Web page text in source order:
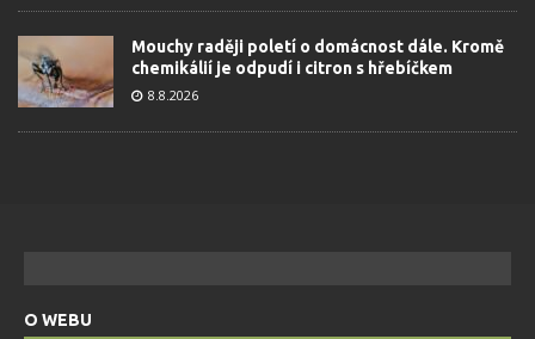
Mouchy raději poletí o domácnost dále. Kromě
chemikálií je odpudí i citron s hřebíčkem
8.8.2026
O WEBU